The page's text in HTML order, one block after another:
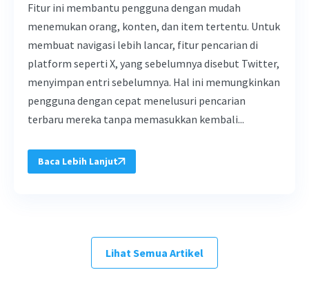
Fitur ini membantu pengguna dengan mudah
menemukan orang, konten, dan item tertentu. Untuk
membuat navigasi lebih lancar, fitur pencarian di
platform seperti X, yang sebelumnya disebut Twitter,
menyimpan entri sebelumnya. Hal ini memungkinkan
pengguna dengan cepat menelusuri pencarian
terbaru mereka tanpa memasukkan kembali...
Baca Lebih Lanjut
Lihat Semua Artikel